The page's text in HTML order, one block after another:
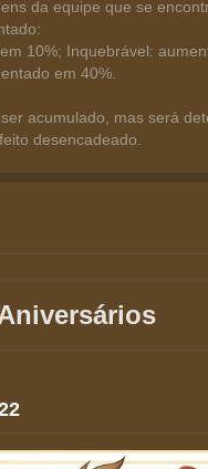
da equipe que se
10%; Inquebrável:
em 40%.
acumulado, mas será
desencadeado.